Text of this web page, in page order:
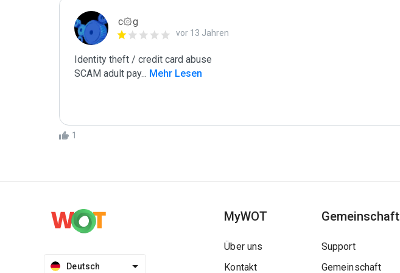
c۞g
vor 13 Jahren
Identity theft / credit card abuse
SCAM adult pay... Mehr Lesen
1
Deutsch
MyWOT
Über uns
Kontakt
Gemeinschaft
Support
Gemeinschaft